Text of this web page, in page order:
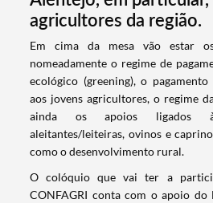
agricultores da região.
​Em cima da mesa vão estar
nomeadamente o regime de
ecológico (greening), o
aos jovens agricultores, o regime
ainda os apoios ligados
aleitantes/leiteiras, ovinos e
como o desenvolvimento rural.
O colóquio que vai ter a
CONFAGRI conta com o apoio